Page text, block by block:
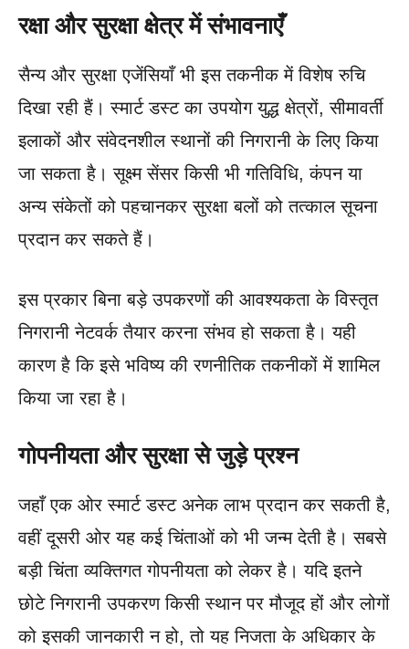
रक्षा और सुरक्षा क्षेत्र में संभावनाएँ
सैन्य और सुरक्षा एजेंसियाँ भी इस तकनीक में विशेष रुचि
दिखा रही हैं। स्मार्ट डस्ट का उपयोग युद्ध क्षेत्रों, सीमावर्ती
इलाकों और संवेदनशील स्थानों की निगरानी के लिए किया
जा सकता है। सूक्ष्म सेंसर किसी भी गतिविधि, कंपन या
अन्य संकेतों को पहचानकर सुरक्षा बलों को तत्काल सूचना
प्रदान कर सकते हैं।
इस प्रकार बिना बड़े उपकरणों की आवश्यकता के विस्तृत
निगरानी नेटवर्क तैयार करना संभव हो सकता है। यही
कारण है कि इसे भविष्य की रणनीतिक तकनीकों में शामिल
किया जा रहा है।
गोपनीयता और सुरक्षा से जुड़े प्रश्न
जहाँ एक ओर स्मार्ट डस्ट अनेक लाभ प्रदान कर सकती है,
वहीं दूसरी ओर यह कई चिंताओं को भी जन्म देती है। सबसे
बड़ी चिंता व्यक्तिगत गोपनीयता को लेकर है। यदि इतने
छोटे निगरानी उपकरण किसी स्थान पर मौजूद हों और लोगों
को इसकी जानकारी न हो, तो यह निजता के अधिकार के